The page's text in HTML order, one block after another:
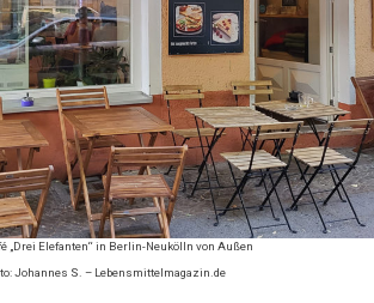
„Drei Elefanten“ in Berlin-Neukölln von Außen
Johannes S. – Lebensmittelmagazin.de